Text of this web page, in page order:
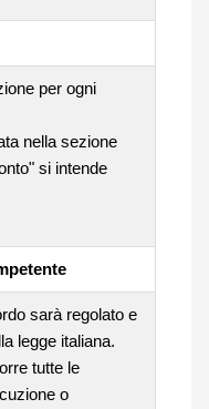
per ogni
nella sezione
si intende
sarà regolato e
legge italiana.
tutte le
o